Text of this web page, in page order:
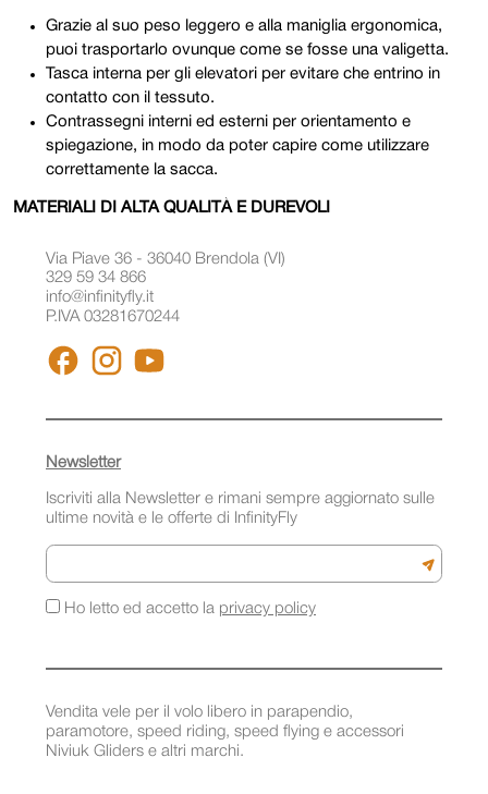
Grazie al suo peso leggero e alla maniglia ergonomica,
puoi trasportarlo ovunque come se fosse una valigetta.
Tasca interna per gli elevatori per evitare che entrino in
contatto con il tessuto.
Contrassegni interni ed esterni per orientamento e
spiegazione, in modo da poter capire come utilizzare
correttamente la sacca.
MATERIALI DI ALTA QUALITÀ E DUREVOLI
Via Piave 36 - 36040 Brendola (VI)
329 59 34 866
info@infinityfly.it
P.IVA 03281670244
FACEBOOKINSTAGRAM
Vendita vele per il volo libero in parapendio,
paramotore, speed riding, speed flying e accessori
Niviuk Gliders e altri marchi.
Newsletter
Iscriviti alla Newsletter e rimani sempre aggiornato sulle
ultime novità e le offerte di InfinityFly
Email
Iscriviti
Ho letto ed accetto la privacy policy